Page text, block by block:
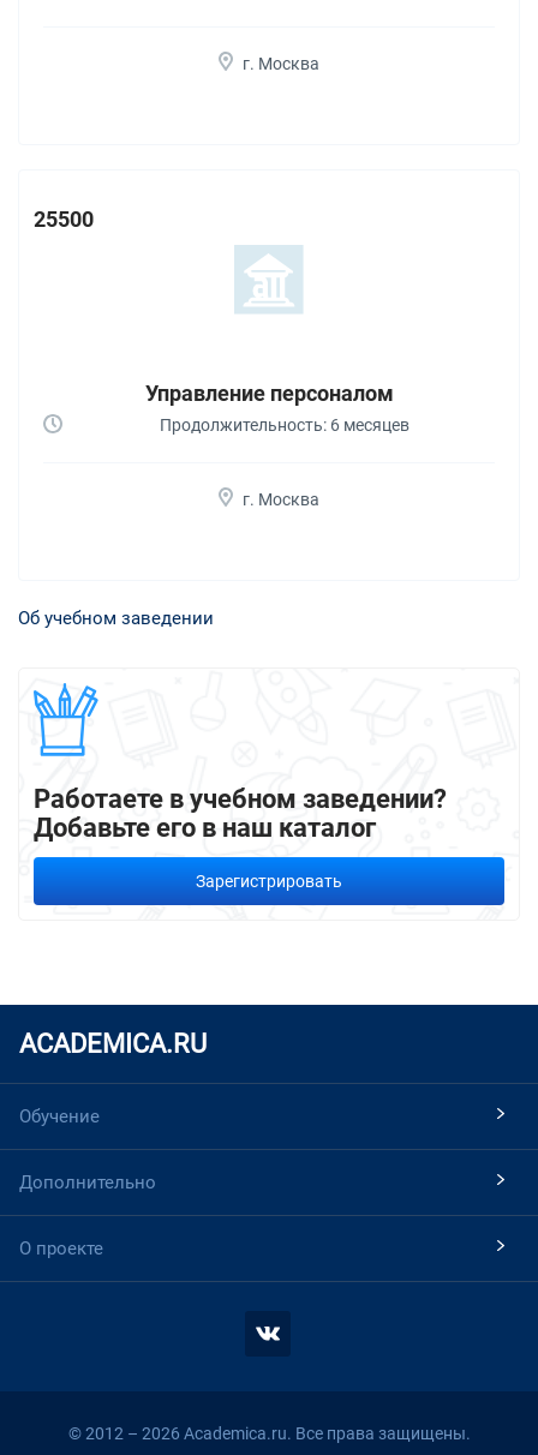
г. Москва
25500
Управление персоналом
Продолжительность: 6 месяцев
г. Москва
Об учебном заведении
Работаете в учебном заведении?
Добавьте его в наш каталог
Зарегистрировать
ACADEMICA.RU
Обучение
Дополнительно
О проекте
© 2012 – 2026 Academica.ru. Все права защищены.